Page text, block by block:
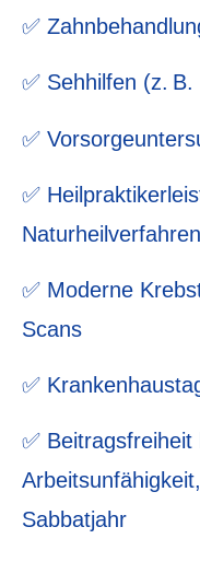
✅
✅ Sehhilfen (z.
✅
✅
Naturheilverfahren
✅ Moderne
Scans
✅
✅
Sabbatjahr